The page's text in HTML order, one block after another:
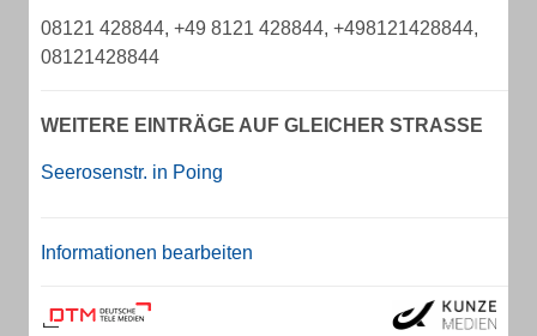
08121 428844, +49 8121 428844, +498121428844,
08121428844
WEITERE EINTRÄGE AUF GLEICHER STRASSE
Seerosenstr. in Poing
Informationen bearbeiten